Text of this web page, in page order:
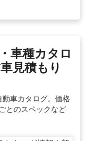
車種カタロ
見積もり
車カタログ。価格
とのスペックなど